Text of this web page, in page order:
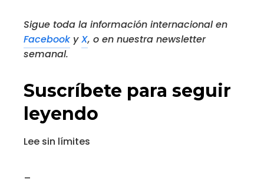
Sigue toda la información internacional en
FacebookyX, o en nuestra newsletter
semanal.
Suscríbete para seguir
leyendo
Lee sin límites
_